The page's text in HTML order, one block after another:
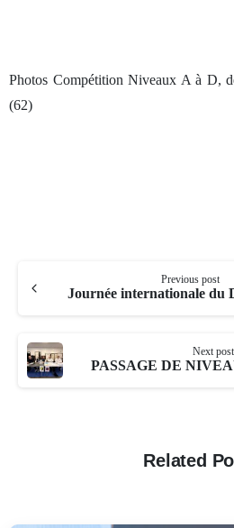
Photos Compétition Niveaux A à D,
(62)
Reading
Previous post
Next post
Related